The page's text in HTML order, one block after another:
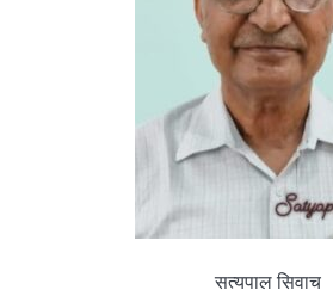
सत्यपाल सिवाच